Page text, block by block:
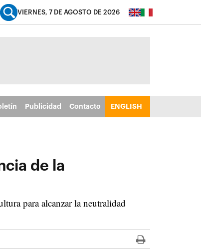
VIERNES, 7 DE AGOSTO DE 2026
Publicidad Contacto ENGLISH
de la
para alcanzar la neutralidad